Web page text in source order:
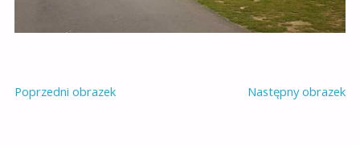
Poprzedni obrazek Następny obrazek